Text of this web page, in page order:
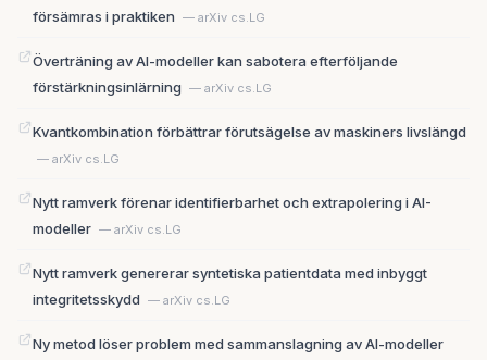
försämras i praktiken — arXiv cs.LG
Överträning av AI-modeller kan sabotera efterföljande
förstärkningsinlärning — arXiv cs.LG
Kvantkombination förbättrar förutsägelse av maskiners livslängd
— arXiv cs.LG
Nytt ramverk förenar identifierbarhet och extrapolering i AI-
modeller — arXiv cs.LG
Nytt ramverk genererar syntetiska patientdata med inbyggt
integritetsskydd — arXiv cs.LG
Ny metod löser problem med sammanslagning av AI-modeller